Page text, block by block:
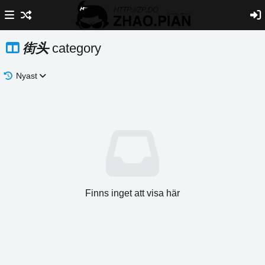
街头category
Nyast
Finns inget att visa här